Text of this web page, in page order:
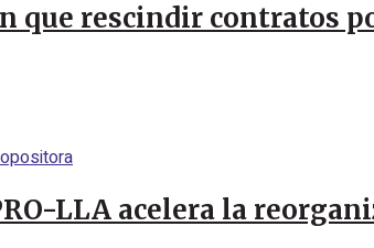
rescindir contratos
LLA acelera la